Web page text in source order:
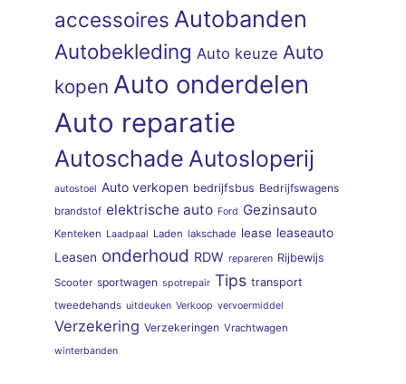
accessoires Autobanden
Autobekleding Auto keuze Auto
kopen Auto onderdelen
Auto reparatie
Autoschade Autosloperij
autostoel Auto verkopen bedrijfsbus Bedrijfswagens
brandstof elektrische auto Ford Gezinsauto
Kenteken Laadpaal Laden lakschade lease leaseauto
Leasen onderhoud RDW repareren Rijbewijs
Scooter sportwagen spotrepair Tips transport
tweedehands uitdeuken Verkoop vervoermiddel
Verzekering Verzekeringen Vrachtwagen
winterbanden